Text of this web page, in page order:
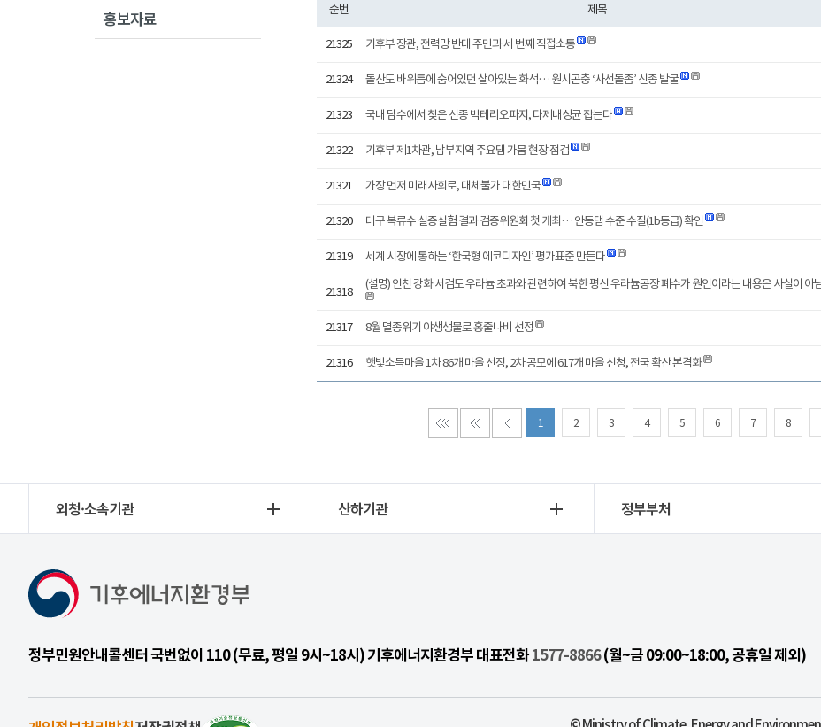
홍보자료
순번 제목
21325 기후부 장관, 전력망 반대 주민과 세 번째 직접소통
21324 돌산도 바위틈에 숨어있던 살아있는 화석… 원시곤충 ‘사선돌좀’ 신종 발굴
21323 국내 담수에서 찾은 신종 박테리오파지, 다제내성균 잡는다
21322 기후부 제1차관, 남부지역 주요댐 가뭄 현장 점검
21321 가장 먼저 미래사회로, 대체불가 대한민국
21320 대구 복류수 실증실험 결과 검증위원회 첫 개최… 안동댐 수준 수질(1b등급) 확인
21319 세계 시장에 통하는 ‘한국형 에코디자인’ 평가표준 만든다
21318
(설명) 인천 강화 서검도 우라늄 초과와 관련하여 북한 평산 우라늄공장 폐수가 원인이라는 내용은 사실이 아
21317 8월 멸종위기 야생생물로 홍줄나비 선정
21316 햇빛소득마을 1차 86개 마을 선정, 2차 공모에 617개 마을 신청, 전국 확산 본격화
1 2 3 4 5 6 7 8
외청·소속기관 산하기관 정부부처
정부민원안내콜센터 국번없이 110 (무료, 평일 9시~18시) 기후에너지환경부 대표전화1577-8866(월~금 09:00~18:00, 공휴일 제외)